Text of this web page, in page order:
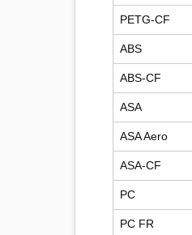
PETG-CF
ABS
ABS-CF
ASA
ASA Aero
ASA-CF
PC
PC FR